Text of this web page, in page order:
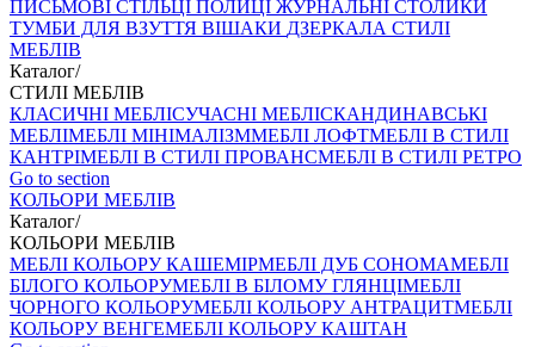
ПИСЬМОВІ СТІЛЬЦI ПОЛИЦІ ЖУРНАЛЬНІ СТОЛИКИ
ТУМБИ ДЛЯ ВЗУТТЯ ВІШАКИ ДЗЕРКАЛА СТИЛІ
МЕБЛІВ
Каталог/
СТИЛІ МЕБЛІВ
КЛАСИЧНІ МЕБЛІСУЧАСНІ МЕБЛІСКАНДИНАВСЬКІ
МЕБЛІМЕБЛІ МІНІМАЛІЗММЕБЛІ ЛОФТМЕБЛІ В СТИЛІ
КАНТРІМЕБЛІ В СТИЛІ ПРОВАНСМЕБЛІ В СТИЛІ РЕТРО
Go to section
КОЛЬОРИ МЕБЛІВ
Каталог/
КОЛЬОРИ МЕБЛІВ
МЕБЛІ КОЛЬОРУ КАШЕМІРМЕБЛІ ДУБ СОНОМАМЕБЛІ
БІЛОГО КОЛЬОРУМЕБЛІ В БІЛОМУ ГЛЯНЦІМЕБЛІ
ЧОРНОГО КОЛЬОРУМЕБЛІ КОЛЬОРУ АНТРАЦИТМЕБЛІ
КОЛЬОРУ ВЕНГЕМЕБЛІ КОЛЬОРУ КАШТАН